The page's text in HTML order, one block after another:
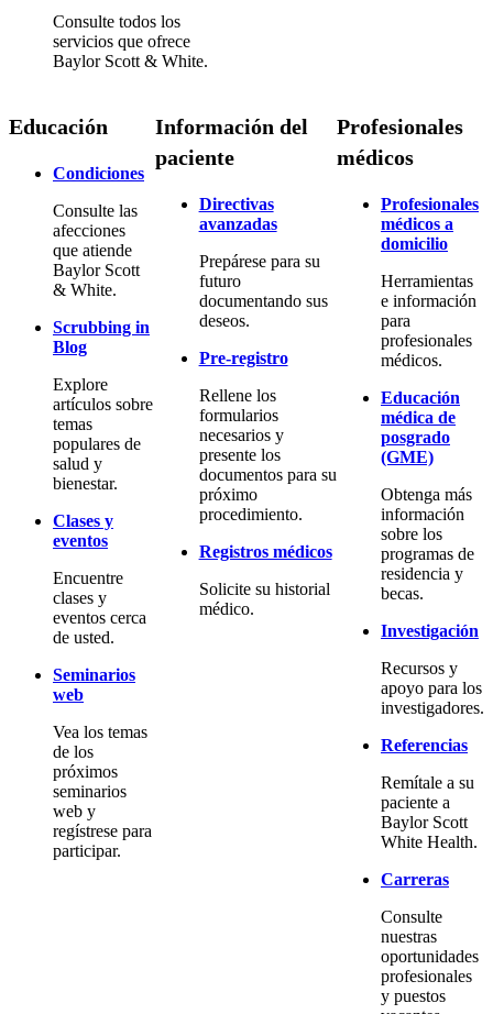
Consulte todos los
servicios que ofrece
Baylor Scott & White.
Educación
Condiciones
Consulte las
afecciones
que atiende
Baylor Scott
& White.
Scrubbing in
Blog
Explore
artículos sobre
temas
populares de
salud y
bienestar.
Clases y
eventos
Encuentre
clases y
eventos cerca
de usted.
Seminarios
web
Vea los temas
de los
próximos
seminarios
web y
regístrese para
participar.
Información del
paciente
Directivas
avanzadas
Prepárese para su
futuro
documentando sus
deseos.
Pre-registro
Rellene los
formularios
necesarios y
presente los
documentos para su
próximo
procedimiento.
Registros médicos
Solicite su historial
médico.
Profesionales
médicos
Profesionales
médicos a
domicilio
Herramientas
e información
para
profesionales
médicos.
Educación
médica de
posgrado
(GME)
Obtenga más
información
sobre los
programas de
residencia y
becas.
Investigación
Recursos y
apoyo para los
investigadores.
Referencias
Remítale a su
paciente a
Baylor Scott
White Health.
Carreras
Consulte
nuestras
oportunidades
profesionales
y puestos